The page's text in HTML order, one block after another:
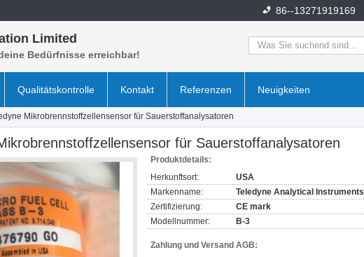
86--13271919169
Limited
Bedürfnisse erreichbar!
Qualitätskontrolle Kontakt Referenzen Neuigkeiten
Mikrobrennstoffzellensensor für Sauerstoffanalysatoren
für Sauerstoffanalysatoren
Produktdetails:
Herkunftsort:
USA
Markenname:
Teledyne Analytical Instruments
Zertifizierung:
CE mark
Modellnummer:
B-3
Zahlung und Versand AGB: